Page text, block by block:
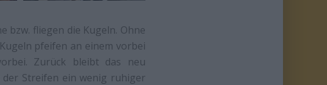
bzw. fliegen die Kugeln. Ohne
pfeifen an einem vorbei
Zurück bleibt das neu
der Streifen ein wenig ruhiger